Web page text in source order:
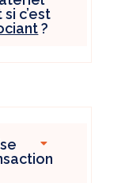
c’est
?